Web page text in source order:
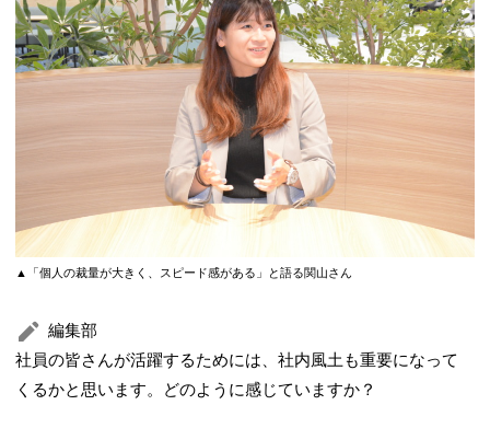
▲「個人の裁量が大きく、スピード感がある」と語る関山さん
編集部
社員の皆さんが活躍するためには、社内風土も重要になって
くるかと思います。どのように感じていますか？